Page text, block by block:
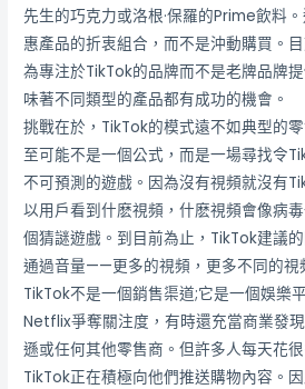
先生的巧克力或洛根·保羅的Prime飲料
惠產品的折衷組合，而不是沖動購買。
為專注於TikTok的品牌而不是老牌品牌
味著不同類型的產品都有成功的機會。
挑戰在於，TikTok的模式遠不如典型的
至可能不是一個公式，而是一場尋找令
不可預測的遊戲。因為沒有視頻就沒有
以用戶看到什麽視頻，什麽視頻會像病
個猜謎遊戲。到目前為止，TikTok建議
通過音量——更多的視頻，更多不同的視
TikTok不是一個銷售渠道;它是一個娛樂
Netflix爭奪關注度，有時還充當商業發
遜或任何其他零售商。但許多人每天花
TikTok正在積極向他們推送購物內容。